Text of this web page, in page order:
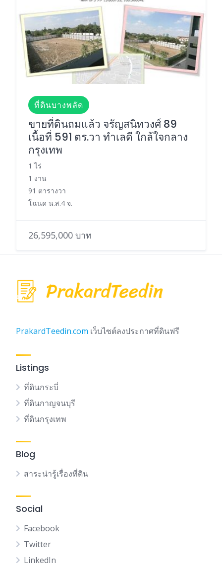
ที่ดินบางพลัด
ขายที่ดินถมแล้ว จรัญสนิทวงศ์ 89
เนื้อที่ 591 ตร.วา ทำเลดี ใกล้ใจกลาง
กรุงเทพ
1 ไร่
1 งาน
91 ตารางวา
โฉนด น.ส.4 จ.
26,595,000 บาท
PrakardTeedin.com เว็บไซต์ลงประกาศที่ดินฟรี
Listings
ที่ดินกระบี่
ที่ดินกาญจนบุรี
ที่ดินกรุงเทพ
Blog
สาระน่ารู้เรื่องที่ดิน
Social
Facebook
Twitter
LinkedIn